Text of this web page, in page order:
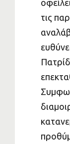
τις